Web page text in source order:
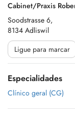
Cabinet/Praxis
Soodstrasse 6,
8134 Adliswil
Ligue para marcar
Especialidades
Clínico geral (CG)